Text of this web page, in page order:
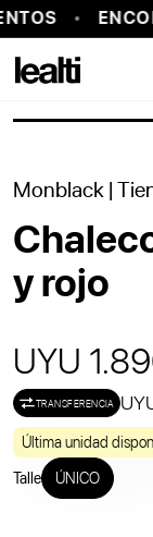
PROBADOR
Monblack |
y rojo
UYU
TRANSFERENCIA
Última unidad
Talle ÚNICO